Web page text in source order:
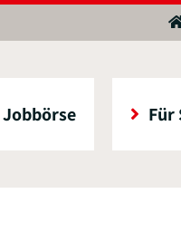
Jobbörse Für